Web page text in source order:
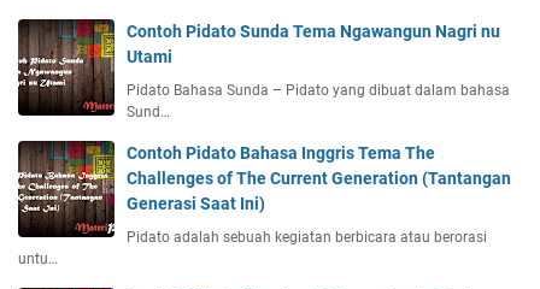
Contoh Pidato Sunda Tema Ngawangun Nagri nu
Utami
Pidato Bahasa Sunda – Pidato yang dibuat dalam bahasa
Sund…
Contoh Pidato Bahasa Inggris Tema The
Challenges of The Current Generation (Tantangan
Generasi Saat Ini)
Pidato adalah sebuah kegiatan berbicara atau berorasi
untu…